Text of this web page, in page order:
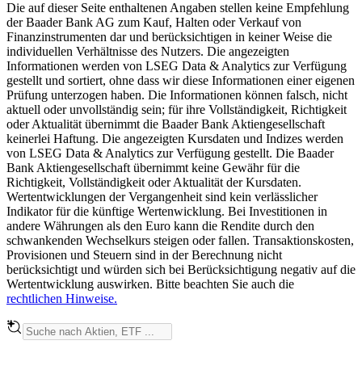
Die auf dieser Seite enthaltenen Angaben stellen keine Empfehlung
der Baader Bank AG zum Kauf, Halten oder Verkauf von
Finanzinstrumenten dar und berücksichtigen in keiner Weise die
individuellen Verhältnisse des Nutzers. Die angezeigten
Informationen werden von LSEG Data & Analytics zur Verfügung
gestellt und sortiert, ohne dass wir diese Informationen einer eigenen
Prüfung unterzogen haben. Die Informationen können falsch, nicht
aktuell oder unvollständig sein; für ihre Vollständigkeit, Richtigkeit
oder Aktualität übernimmt die Baader Bank Aktiengesellschaft
keinerlei Haftung. Die angezeigten Kursdaten und Indizes werden
von LSEG Data & Analytics zur Verfügung gestellt. Die Baader
Bank Aktiengesellschaft übernimmt keine Gewähr für die
Richtigkeit, Vollständigkeit oder Aktualität der Kursdaten.
Wertentwicklungen der Vergangenheit sind kein verlässlicher
Indikator für die künftige Wertenwicklung. Bei Investitionen in
andere Währungen als den Euro kann die Rendite durch den
schwankenden Wechselkurs steigen oder fallen. Transaktionskosten,
Provisionen und Steuern sind in der Berechnung nicht
berücksichtigt und würden sich bei Berücksichtigung negativ auf die
Wertentwicklung auswirken. Bitte beachten Sie auch die
rechtlichen Hinweise.